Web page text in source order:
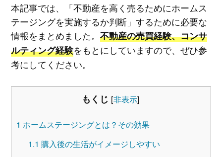
本記事では、「不動産を高く売るためにホームス
テージングを実施するか判断」するために必要な
情報をまとめました。 不動産の売買経験、コンサ
ルティング経験をもとにしていますので、ぜひ参
考にしてください。
もくじ [非表示]
1 ホームステージングとは？その効果
1.1 購入後の生活がイメージしやすい